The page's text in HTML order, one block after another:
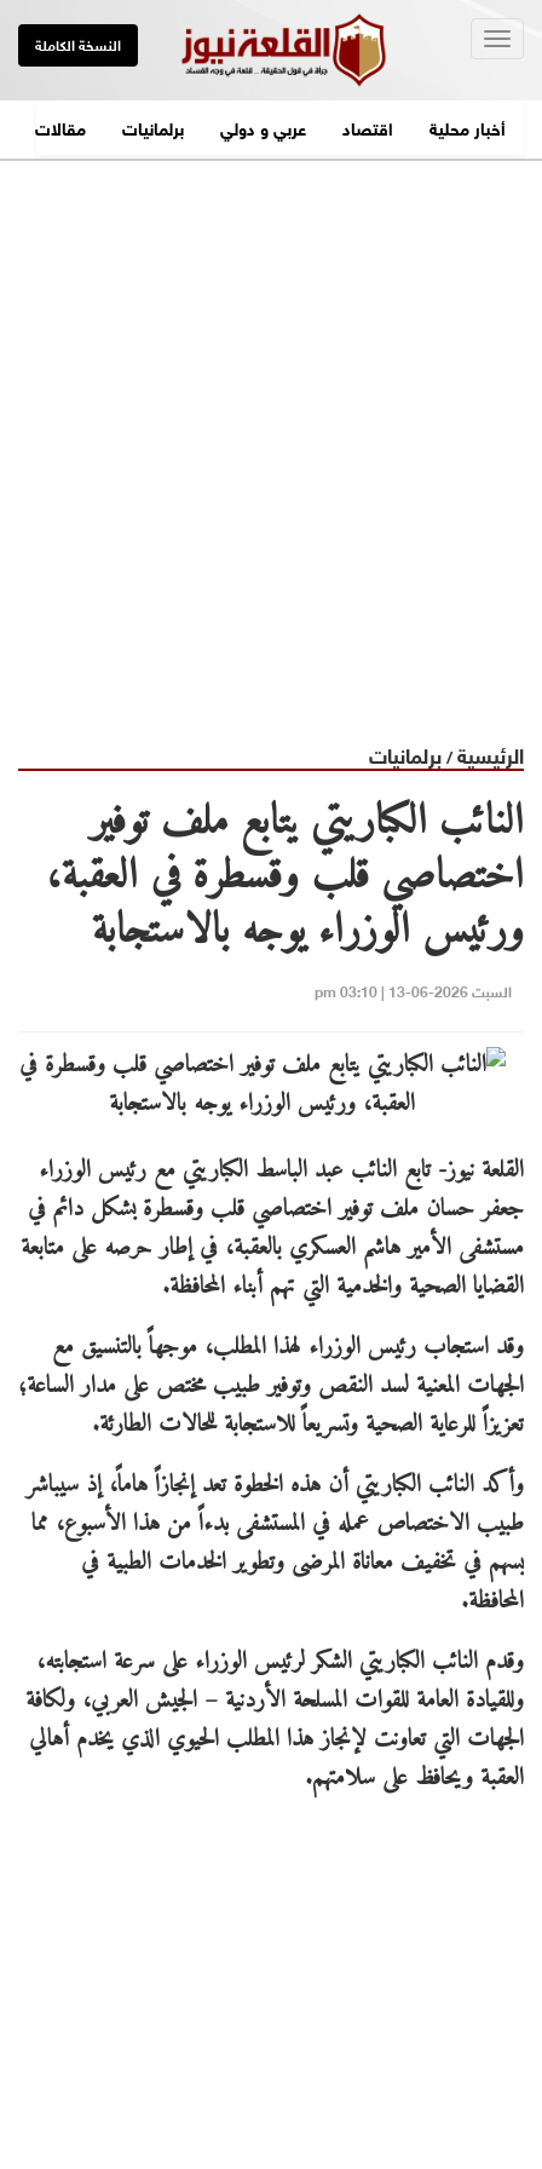
النسخة الكاملة
أخبار محلية اقتصاد عربي و دولي برلمانيات مقالات
الرئيسية/برلمانيات
النائب الكباريتي يتابع ملف توفير
اختصاصي قلب وقسطرة في العقبة،
ورئيس الوزراء يوجه بالاستجابة
السبت 2026-06-13 | 03:10 pm
القلعة نيوز- تابع النائب عبد الباسط الكباريتي مع رئيس الوزراء
جعفر حسان ملف توفير اختصاصي قلب وقسطرة بشكل دائم في
مستشفى الأمير هاشم العسكري بالعقبة، في إطار حرصه على متابعة
القضايا الصحية والخدمية التي تهم أبناء المحافظة.
وقد استجاب رئيس الوزراء لهذا المطلب، موجهاً بالتنسيق مع
الجهات المعنية لسد النقص وتوفير طبيب مختص على مدار الساعة؛
تعزيزاً للرعاية الصحية وتسريعاً للاستجابة للحالات الطارئة.
وأكد النائب الكباريتي أن هذه الخطوة تعد إنجازاً هاماً، إذ سيباشر
طبيب الاختصاص عمله في المستشفى بدءاً من هذا الأسبوع، مما
يسهم في تخفيف معاناة المرضى وتطوير الخدمات الطبية في
المحافظة.
وقدم النائب الكباريتي الشكر لرئيس الوزراء على سرعة استجابته،
وللقيادة العامة للقوات المسلحة الأردنية – الجيش العربي، ولكافة
الجهات التي تعاونت لإنجاز هذا المطلب الحيوي الذي يخدم أهالي
العقبة ويحافظ على سلامتهم.